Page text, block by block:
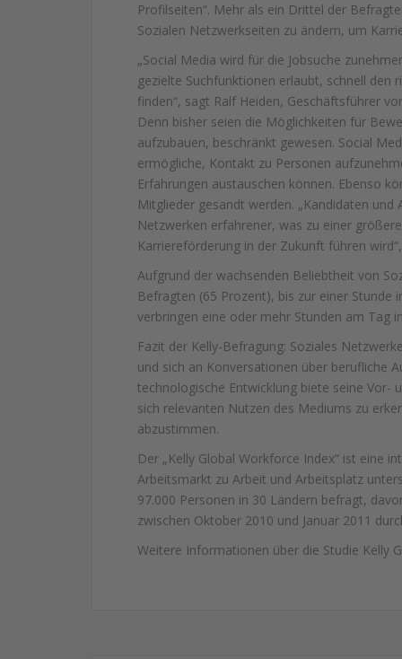
Profilseiten“. Mehr als ein Drittel der
Sozialen Netzwerkseiten zu ändern, um
„Social Media wird für die Jobsuche
gezielte Suchfunktionen erlaubt, schnell den
finden“, sagt Ralf Heiden, Geschäftsführer
Denn bisher seien die Möglichkeiten für
aufzubauen, beschränkt gewesen. Social
ermögliche, Kontakt zu Personen
Erfahrungen austauschen können. Ebenso
Mitglieder gesandt werden. „Kandidaten
Netzwerken erfahrener, was zu einer
Karriereförderung in der Zukunft führen
Aufgrund der wachsenden Beliebtheit von
Befragten (65 Prozent), bis zur einer
verbringen eine oder mehr Stunden am Tag
Fazit der Kelly-Befragung: Soziales
und sich an Konversationen über berufliche
technologische Entwicklung biete seine Vor-
sich relevanten Nutzen des Mediums zu
abzustimmen.
Der „Kelly Global Workforce Index“ ist eine
Arbeitsmarkt zu Arbeit und Arbeitsplatz
97.000 Personen in 30 Ländern befragt,
zwischen Oktober 2010 und Januar 2011
Weitere Informationen über die Studie Kelly